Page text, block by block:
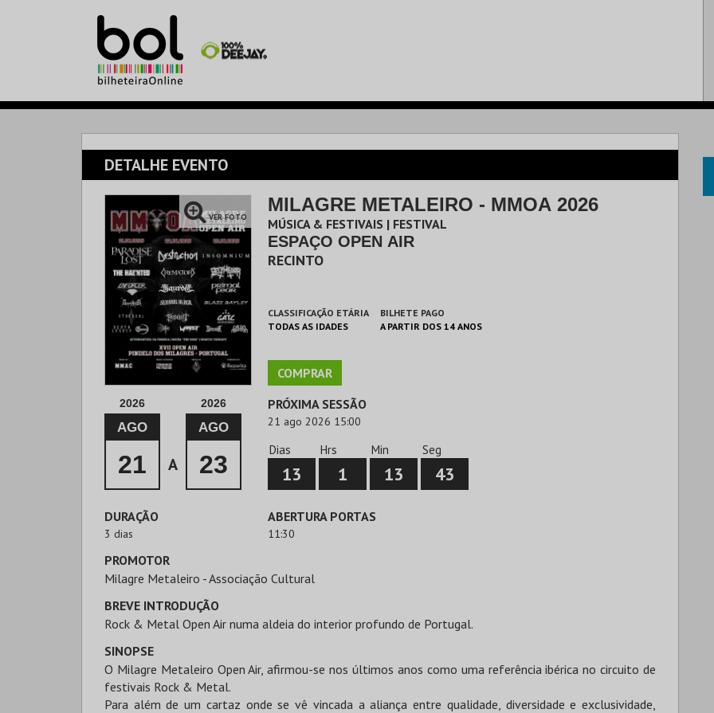
DETALHE EVENTO
VER FOTO
MILAGRE METALEIRO - MMOA 2026
MÚSICA & FESTIVAIS | FESTIVAL
ESPAÇO OPEN AIR
RECINTO
CLASSIFICAÇÃO ETÁRIA
TODAS AS IDADES
BILHETE PAGO
A PARTIR DOS 14 ANOS
COMPRAR
2026
AGO
21 A
2026
AGO
23
PRÓXIMA SESSÃO
21 ago 2026 15:00
Dias
13
Hrs
1
Min
13
Seg
42
DURAÇÃO
3 dias
ABERTURA PORTAS
11:30
PROMOTOR
Milagre Metaleiro - Associação Cultural
BREVE INTRODUÇÃO
Rock & Metal Open Air numa aldeia do interior profundo de Portugal.
SINOPSE
O Milagre Metaleiro Open Air, afirmou-se nos últimos anos como uma referência ibérica no circuito de
festivais Rock & Metal.
Para além de um cartaz onde se vê vincada a aliança entre qualidade, diversidade e exclusividade,